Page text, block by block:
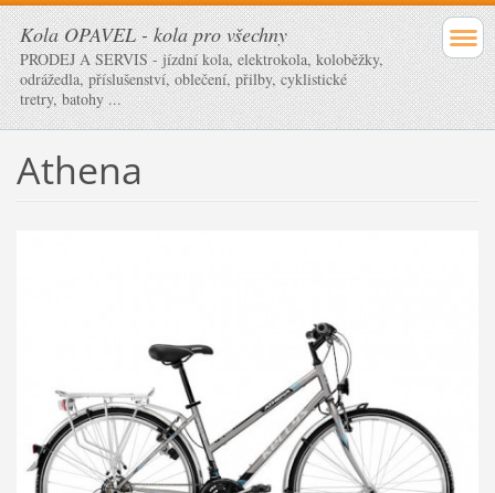
Kola OPAVEL - kola pro všechny
PRODEJ A SERVIS - jízdní kola, elektrokola, koloběžky,
odrážedla, příslušenství, oblečení, přilby, cyklistické
tretry, batohy ...
Athena